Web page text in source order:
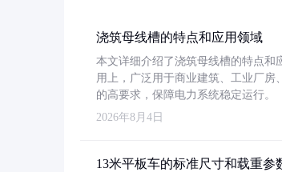
浇筑母线槽的特点和应用领域
本文详细介绍了浇筑母线槽的特点和
用上，广泛用于商业建筑、工业厂房
的高要求，保障电力系统稳定运行。
2026年8月4日
13米平板车的标准尺寸和载重参